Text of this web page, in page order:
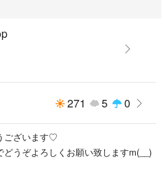
271 5 0
ございます♡
うぞよろしくお願い致しますm(__)